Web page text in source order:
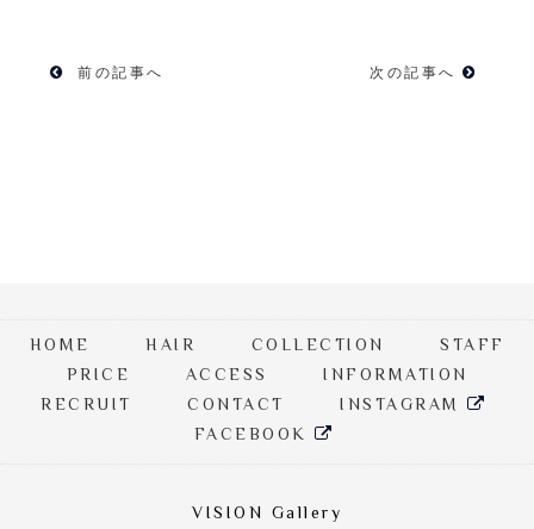
前の記事へ 次の記事へ
HOME HAIR COLLECTION
STAFF
PRICE
ACCESS
INFORMATION
RECRUIT
CONTACT
INSTAGRAM
FACEBOOK
VISION Gallery